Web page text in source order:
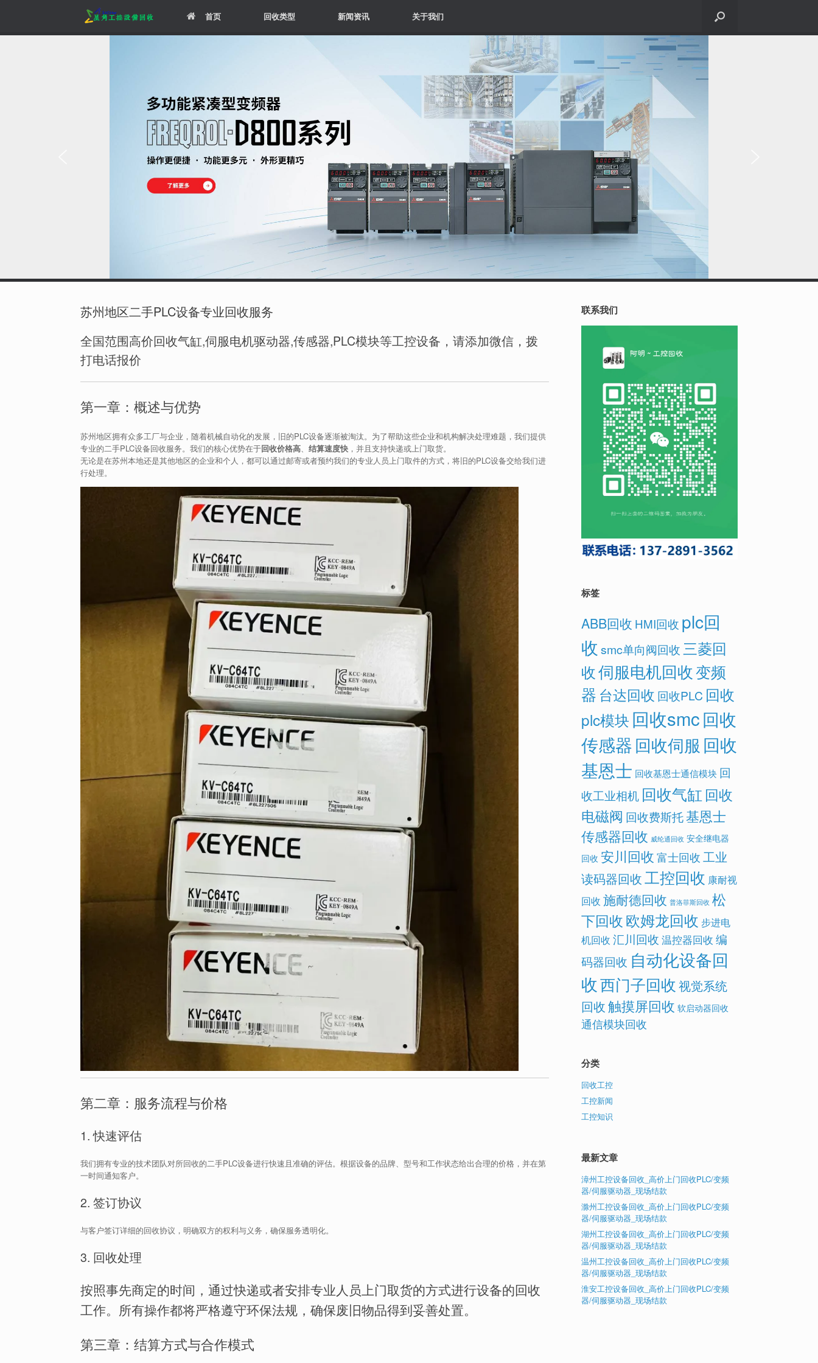
首页 回收类型 新闻资讯 关于我们
苏州地区二手PLC设备专业回收服务
全国范围高价回收气缸,伺服电机驱动器,传感器,PLC模块等工控设备，请添加微信，拨
打电话报价
第一章：概述与优势
苏州地区拥有众多工厂与企业，随着机械自动化的发展，旧的PLC设备逐渐被淘汰。为了帮助这些企业和机构解决处理难题，我们提供
专业的二手PLC设备回收服务。我们的核心优势在于回收价格高 结算速度快 ，并且支持快递或上门取货。
无论是在苏州本地还是其他地区的企业和个人，都可以通过邮寄或者预约我们的专业人员上门取件的方式，将旧的PLC设备交给我们进
行处理。
第二章：服务流程与价格
1. 快速评估
我们拥有专业的技术团队对所回收的二手PLC设备进行快速且准确的评估。根据设备的品牌、型号和工作状态给出合理的价格，并在第
一时间通知客户。
2. 签订协议
与客户签订详细的回收协议，明确双方的权利与义务，确保服务透明化。
3. 回收处理
按照事先商定的时间，通过快递或者安排专业人员上门取货的方式进行设备的回收
工作。所有操作都将严格遵守环保法规，确保废旧物品得到妥善处置。
第三章：结算方式与合作模式
联系我们
标签
ABB回收 HMI回收 plc回
收 smc单向阀回收三菱回
收伺服电机回收变频
器 台达回收 回收PLC 回收
plc模块 回收smc回收
传感器回收伺服 回收
基恩士 回收基恩士通信模块 回
收工业相机 回收气缸 回收
电磁阀 回收费斯托基恩士
传感器回收 威纶通回收 安全继电器
回收 安川回收 富士回收 工业
读码器回收工控回收 康耐视
回收 施耐德回收 普洛菲斯回收 松
下回收欧姆龙回收 步进电
机回收 汇川回收 温控器回收 编
码器回收 自动化设备回
收西门子回收视觉系统
回收触摸屏回收 软启动器回收
通信模块回收
分类
回收工控
工控新闻
工控知识
最新文章
漳州工控设备回收_高价上门回收PLC/变频
器/伺服驱动器_现场结款
滁州工控设备回收_高价上门回收PLC/变频
器/伺服驱动器_现场结款
湖州工控设备回收_高价上门回收PLC/变频
器/伺服驱动器_现场结款
温州工控设备回收_高价上门回收PLC/变频
器/伺服驱动器_现场结款
淮安工控设备回收_高价上门回收PLC/变频
器/伺服驱动器_现场结款